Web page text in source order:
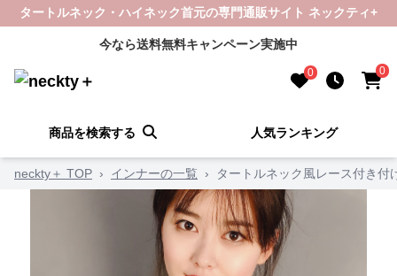
タートルネック・ハイネック首元の専門通販サイト ネックティ+
今なら送料無料キャンペーン実施中
0 0
商品を検索する 人気ランキング
neckty＋ TOP › インナーの一覧 › タートルネック風レース付き付